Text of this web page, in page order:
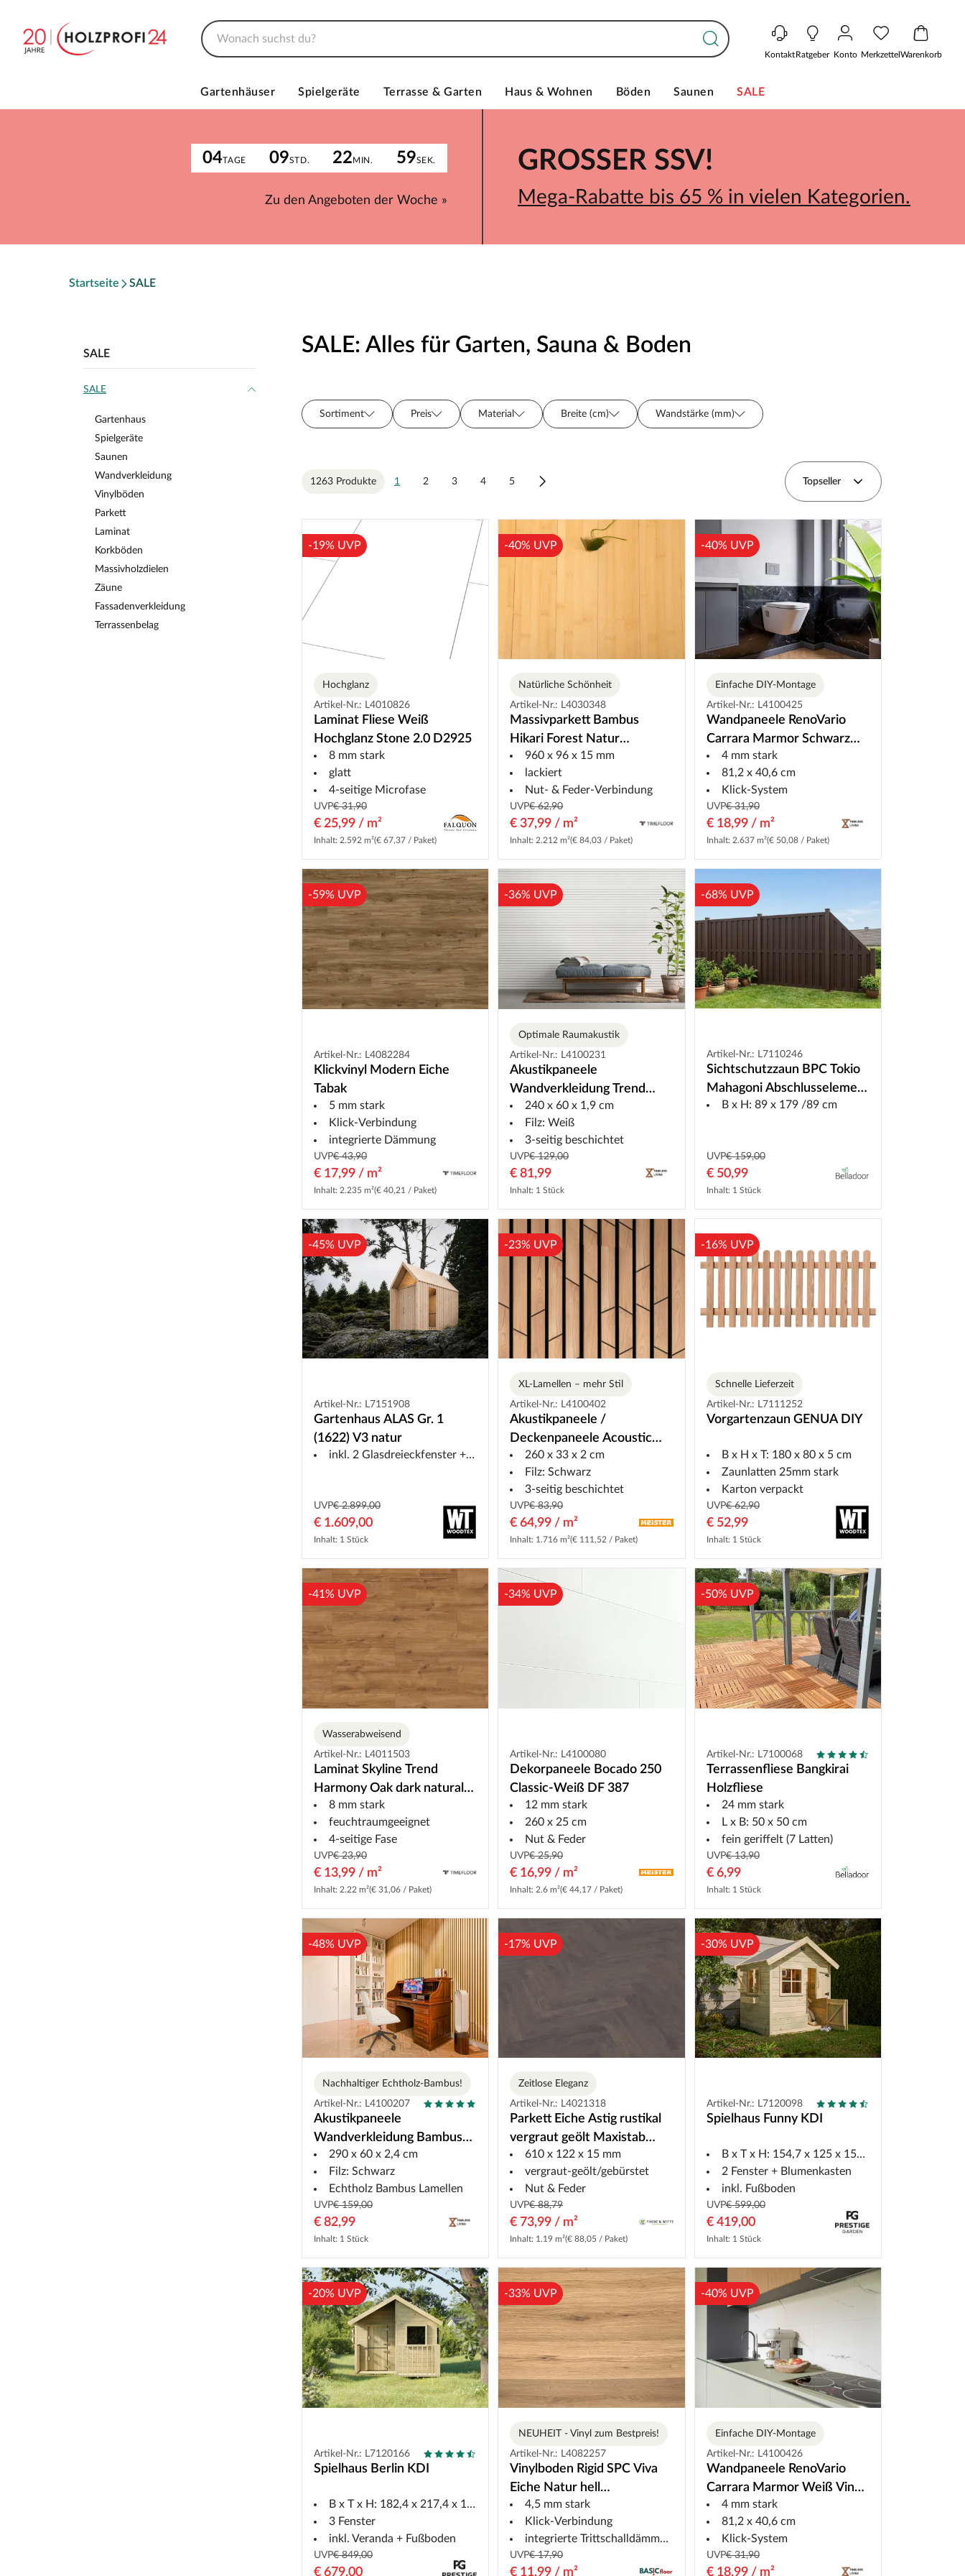
KontaktRatgeber Konto MerkzettelWarenkorb
Gartenhäuser Spielgeräte Terrasse & Garten Haus & Wohnen Böden Saunen SALE
04TAGE 09STD. 22MIN. 59SEK.
Zu den Angeboten der Woche »
GROSSER SSV!
Mega-Rabatte bis 65 % in vielen Kategorien.
Startseite SALE
SALE
SALE
Gartenhaus
Spielgeräte
Saunen
Wandverkleidung
Vinylböden
Parkett
Laminat
Korkböden
Massivholzdielen
Zäune
Fassadenverkleidung
Terrassenbelag
SALE: Alles für Garten, Sauna & Boden
Sortiment Preis Material Breite (cm) Wandstärke (mm)
1263 Produkte 1 2 3 4 5 Topseller
-19% UVP
Hochglanz
Artikel-Nr.: L4010826
Laminat Fliese Weiß
Hochglanz Stone 2.0 D2925
8 mm stark
glatt
4-seitige Microfase
UVP€ 31,90
€ 25,99 / m²
Inhalt: 2.592 m²(€ 67,37 / Paket)
-40% UVP
Natürliche Schönheit
Artikel-Nr.: L4030348
Massivparkett Bambus
Hikari Forest Natur
Horizontallamelle
960 x 96 x 15 mm
lackiert
Nut- & Feder-Verbindung
UVP€ 62,90
€ 37,99 / m²
Inhalt: 2.212 m²(€ 84,03 / Paket)
-40% UVP
Einfache DIY-Montage
Artikel-Nr.: L4100425
Wandpaneele RenoVario
Carrara Marmor Schwarz
Fliese Vinyl SPC
4 mm stark
81,2 x 40,6 cm
Klick-System
UVP€ 31,90
€ 18,99 / m²
Inhalt: 2.637 m²(€ 50,08 / Paket)
-59% UVP
Artikel-Nr.: L4082284
Klickvinyl Modern Eiche
Tabak
5 mm stark
Klick-Verbindung
integrierte Dämmung
UVP€ 43,90
€ 17,99 / m²
Inhalt: 2.235 m²(€ 40,21 / Paket)
-36% UVP
Optimale Raumakustik
Artikel-Nr.: L4100231
Akustikpaneele
Wandverkleidung Trend
Weiß240 x 60 x 1,9 cm
Filz: Weiß
3-seitig beschichtet
UVP€ 129,00
€ 81,99
Inhalt: 1 Stück
-68% UVP
Artikel-Nr.: L7110246
Sichtschutzzaun BPC Tokio
Mahagoni Abschlusselement
Rechts
B x H: 89 x 179 /89 cm
UVP€ 159,00
€ 50,99
Inhalt: 1 Stück
-45% UVP
Artikel-Nr.: L7151908
Gartenhaus ALAS Gr. 1
(1622) V3 natur
inkl. 2 Glasdreieckfenster + Fensterelement Seite
UVP€ 2.899,00
€ 1.609,00
Inhalt: 1 Stück
-23% UVP
XL-Lamellen – mehr Stil
Artikel-Nr.: L4100402
Akustikpaneele /
Deckenpaneele Acoustic
Sense Bold Broken stripes
20124
260 x 33 x 2 cm
Filz: Schwarz
3-seitig beschichtet
UVP€ 83,90
€ 64,99 / m²
Inhalt: 1.716 m²(€ 111,52 / Paket)
-16% UVP
Schnelle Lieferzeit
Artikel-Nr.: L7111252
Vorgartenzaun GENUA DIY
B x H x T: 180 x 80 x 5 cm
Zaunlatten 25mm stark
Karton verpackt
UVP€ 62,90
€ 52,99
Inhalt: 1 Stück
-41% UVP
Wasserabweisend
Artikel-Nr.: L4011503
Laminat Skyline Trend
Harmony Oak dark natural
Landhausdiele
8 mm stark
feuchtraumgeeignet
4-seitige Fase
UVP€ 23,90
€ 13,99 / m²
Inhalt: 2.22 m²(€ 31,06 / Paket)
-34% UVP
Artikel-Nr.: L4100080
Dekorpaneele Bocado 250
Classic-Weiß DF 387
12 mm stark
260 x 25 cm
Nut & Feder
UVP€ 25,90
€ 16,99 / m²
Inhalt: 2.6 m²(€ 44,17 / Paket)
-50% UVP
Artikel-Nr.: L7100068
Terrassenfliese Bangkirai
Holzfliese
24 mm stark
L x B: 50 x 50 cm
fein geriffelt (7 Latten)
UVP€ 13,90
€ 6,99
Inhalt: 1 Stück
-48% UVP
Nachhaltiger Echtholz-Bambus!
Artikel-Nr.: L4100207
Akustikpaneele
Wandverkleidung Bambus
klassisch
290 x 60 x 2,4 cm
Filz: Schwarz
Echtholz Bambus Lamellen
UVP€ 159,00
€ 82,99
Inhalt: 1 Stück
-17% UVP
Zeitlose Eleganz
Artikel-Nr.: L4021318
Parkett Eiche Astig rustikal
vergraut geölt Maxistab
Fischgrät
610 x 122 x 15 mm
vergraut-geölt/gebürstet
Nut & Feder
UVP€ 88,79
€ 73,99 / m²
Inhalt: 1.19 m²(€ 88,05 / Paket)
-30% UVP
Artikel-Nr.: L7120098
Spielhaus Funny KDI
B x T x H: 154,7 x 125 x 158,1 cm
2 Fenster + Blumenkasten
inkl. Fußboden
UVP€ 599,00
€ 419,00
Inhalt: 1 Stück
-20% UVP
Artikel-Nr.: L7120166
Spielhaus Berlin KDI
B x T x H: 182,4 x 217,4 x 173,7 cm
3 Fenster
inkl. Veranda + Fußboden
UVP€ 849,00
€ 679,00
-33% UVP
NEUHEIT - Vinyl zum Bestpreis!
Artikel-Nr.: L4082257
Vinylboden Rigid SPC Viva
Eiche Natur hell
Landhausdiele
4,5 mm stark
Klick-Verbindung
integrierte Trittschalldämmung
UVP€ 17,90
€ 11,99 / m²
-40% UVP
Einfache DIY-Montage
Artikel-Nr.: L4100426
Wandpaneele RenoVario
Carrara Marmor Weiß Vinyl
SPC4 mm stark
81,2 x 40,6 cm
Klick-System
UVP€ 31,90
€ 18,99 / m²